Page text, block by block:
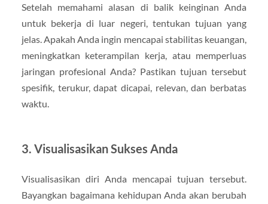
Setelah memahami alasan di balik keinginan Anda
untuk bekerja di luar negeri, tentukan tujuan yang
jelas. Apakah Anda ingin mencapai stabilitas keuangan,
meningkatkan keterampilan kerja, atau memperluas
jaringan profesional Anda? Pastikan tujuan tersebut
spesifik, terukur, dapat dicapai, relevan, dan berbatas
waktu.
3. Visualisasikan Sukses Anda
Visualisasikan diri Anda mencapai tujuan tersebut.
Bayangkan bagaimana kehidupan Anda akan berubah